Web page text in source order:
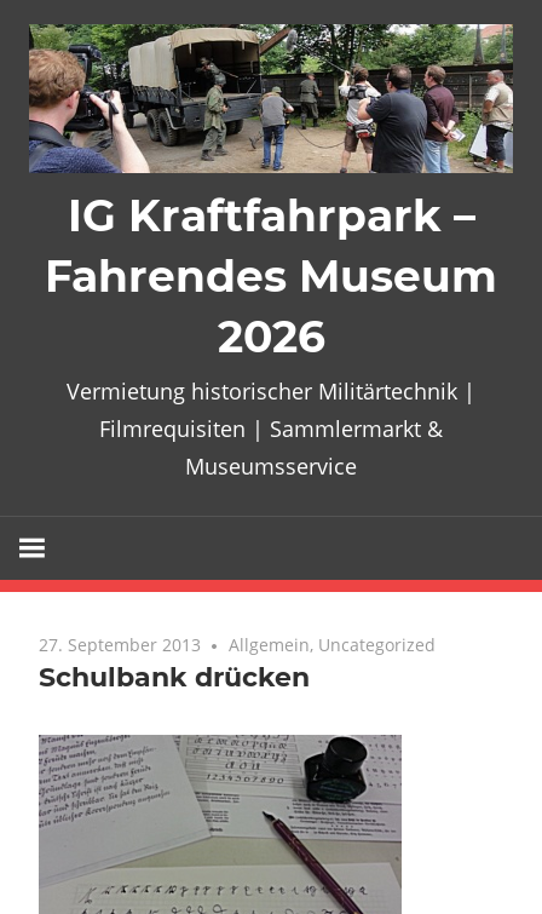
Inhalt
springen
IG Kraftfahrpark –
Fahrendes Museum
2026
Vermietung historischer Militärtechnik |
Filmrequisiten | Sammlermarkt &
Museumsservice
27. September 2013 Keine Kommentare
Allgemein, Uncategorized
Schulbank drücken